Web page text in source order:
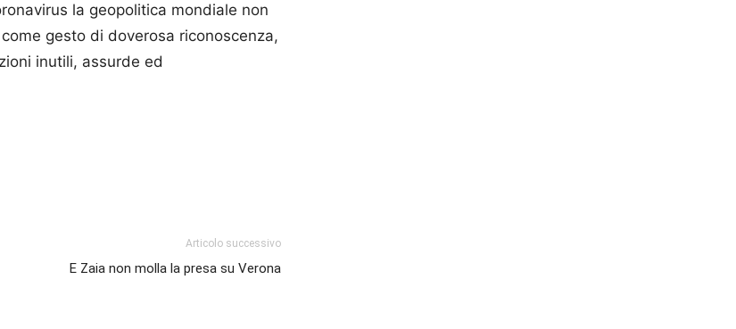
la geopolitica mondiale non
gesto di doverosa riconoscenza,
inutili, assurde ed
Articolo successivo
E Zaia non molla la presa su Verona